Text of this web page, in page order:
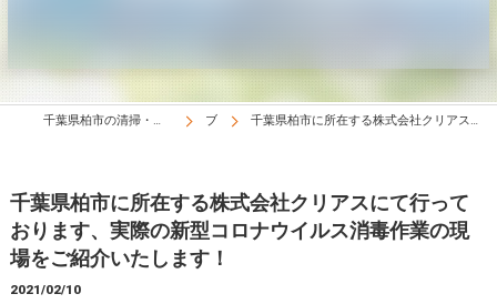
千葉県柏市の清掃・新型コロナウイルス消毒業者は株式会社クリアス ブログ 千葉県柏市に所在する株式会社クリアスにて行っております、実際の新型コロナウイルス消毒作業の現場をご紹介いたします！
千葉県柏市に所在する株式会社クリアスにて行って
おります、実際の新型コロナウイルス消毒作業の現
場をご紹介いたします！
2021/02/10